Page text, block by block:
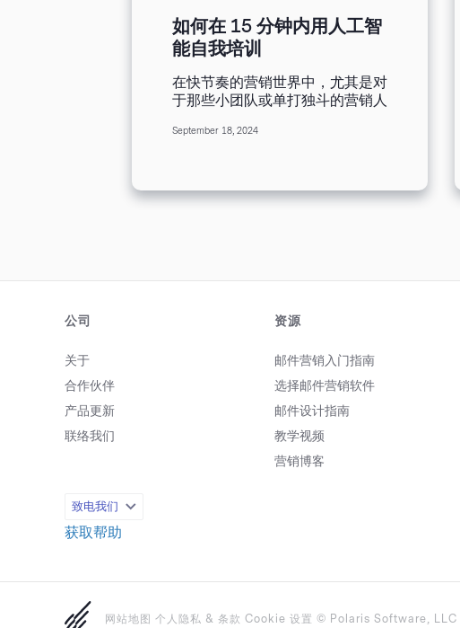
如何在 15 分钟内用人工智
能自我培训
在快节奏的营销世界中，尤其是对
于那些小团队或单打独斗的营销人
能几乎是不可能的。一般来说，营
是，人工智能可以成为一个强大的
领先地位。具体方法如下： 人工
之前，让我们先来探讨一下人工智
则： 个性化： 人工智能可根据您
的具体需求和技能水平定制学习体
验。 高效： 人工智能可以快速识
别您的知识差距，并提供有针对性
具全天候可用，让您可以按照自己
的节奏和方便的方式学习。 可扩
么容易。 步骤 1：确定学习目标
首先要确定学习目标。您需要发展
September 18, 2024
公司
关于
合作伙伴
产品更新
联络我们
致电我们
获取帮助
资源
邮件营销入门指南
选择邮件营销软件
邮件设计指南
教学视频
营销博客
网站地图 个人隐私 & 条款 Cookie 设置 © Polaris Software, LLC